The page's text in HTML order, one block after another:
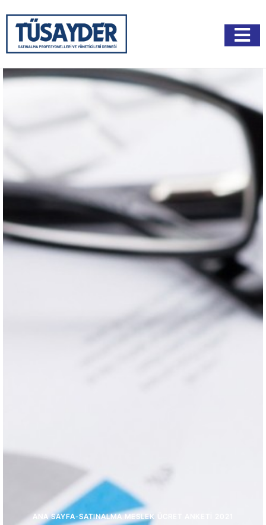
ANA SAYFA-SATINALMA MESLEK ÜCRET ANKETI 2021